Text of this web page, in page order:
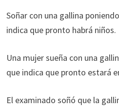
Soñar con una gallina
indica que pronto habrá niños.
Una mujer sueña con una
que indica que pronto estará
El examinado soñó que la